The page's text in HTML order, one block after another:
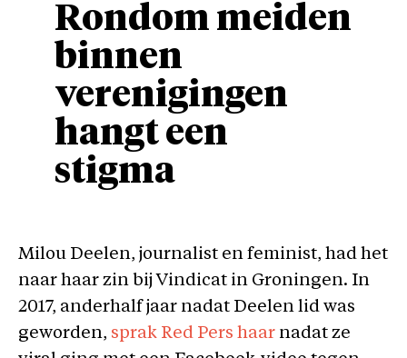
Rondom meiden
binnen
verenigingen
hangt een
stigma
Milou Deelen, journalist en feminist, had het
naar haar zin bij Vindicat in Groningen. In
2017, anderhalf jaar nadat Deelen lid was
geworden, sprak Red Pers haar nadat ze